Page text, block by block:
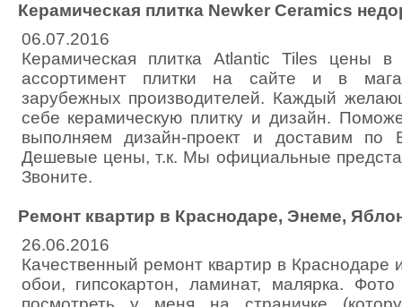
Керамическая плитка Newker Ceramics
06.07.2016
Керамическая плитка Atlantic Tiles цены
ассортимент плитки на сайте и в
зарубежных производителей. Каждый
себе керамическую плитку и дизайн.
выполняем дизайн-проект и доставим по
Дешевые цены, т.к. Мы официальные
Звоните.
Ремонт квартир в Краснодаре, Энеме,
26.06.2016
Качественный ремонт квартир в Краснодаре
обои, гипсокартон, ламинат, малярка.